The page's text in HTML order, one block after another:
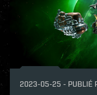
2023-05-25 - PUBLIÉ